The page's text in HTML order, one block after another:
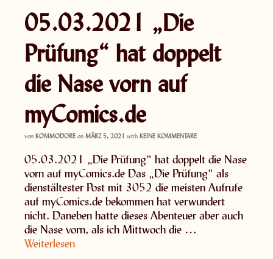
05.03.2021 „Die
Prüfung“ hat doppelt
die Nase vorn auf
myComics.de
von KOMMODORE on MÄRZ 5, 2021 with KEINE KOMMENTARE
05.03.2021 „Die Prüfung“ hat doppelt die Nase
vorn auf myComics.de Das „Die Prüfung“ als
dienstältester Post mit 3052 die meisten Aufrufe
auf myComics.de bekommen hat verwundert
nicht. Daneben hatte dieses Abenteuer aber auch
die Nase vorn, als ich Mittwoch die …
Weiterlesen